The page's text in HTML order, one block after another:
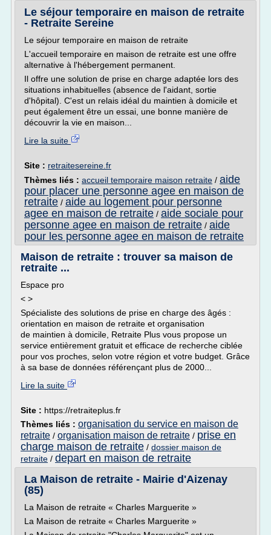
Le séjour temporaire en maison de retraite
- Retraite Sereine
Le séjour temporaire en maison de retraite
L'accueil temporaire en maison de retraite est une offre
alternative à l'hébergement permanent.
Il offre une solution de prise en charge adaptée lors des
situations inhabituelles (absence de l'aidant, sortie
d'hôpital). C'est un relais idéal du maintien à domicile et
peut également être un essai, une bonne manière de
découvrir la vie en maison...
Lire la suite
Site : retraitesereine.fr
Thèmes liés : accueil temporaire maison retraite / aide
pour placer une personne agee en maison de
retraite / aide au logement pour personne
agee en maison de retraite / aide sociale pour
personne agee en maison de retraite / aide
pour les personne agee en maison de retraite
Maison de retraite : trouver sa maison de
retraite ...
Espace pro
< >
Spécialiste des solutions de prise en charge des âgés :
orientation en maison de retraite et organisation
de maintien à domicile, Retraite Plus vous propose un
service entièrement gratuit et efficace de recherche ciblée
pour vos proches, selon votre région et votre budget. Grâce
à sa base de données référençant plus de 2000...
Lire la suite
Site : https://retraiteplus.fr
Thèmes liés : organisation du service en maison de
retraite / organisation maison de retraite / prise en
charge maison de retraite / dossier maison de
retraite / depart en maison de retraite
La Maison de retraite - Mairie d'Aizenay
(85)
La Maison de retraite « Charles Marguerite »
La Maison de retraite « Charles Marguerite »